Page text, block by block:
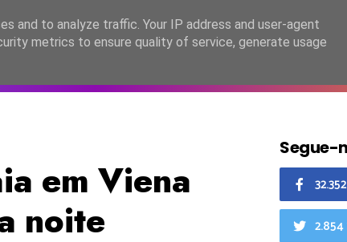
PORTUGAL LANÇAMENTOS ESPECIAIS
em Viena
noite
Segue-
and to analyze traffic. Your IP address and user-agent
metrics to ensure quality of service, generate usage